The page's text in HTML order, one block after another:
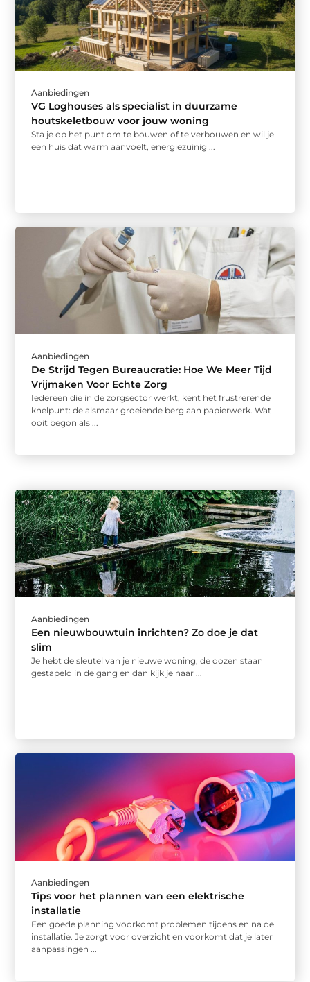
Aanbiedingen
VG Loghouses als specialist in duurzame
houtskeletbouw voor jouw woning
Sta je op het punt om te bouwen of te verbouwen en wil je
een huis dat warm aanvoelt, energiezuinig ...
Aanbiedingen
De Strijd Tegen Bureaucratie: Hoe We Meer Tijd
Vrijmaken Voor Echte Zorg
Iedereen die in de zorgsector werkt, kent het frustrerende
knelpunt: de alsmaar groeiende berg aan papierwerk. Wat
ooit begon als ...
Aanbiedingen
Een nieuwbouwtuin inrichten? Zo doe je dat
slim
Je hebt de sleutel van je nieuwe woning, de dozen staan
gestapeld in de gang en dan kijk je naar ...
Aanbiedingen
Tips voor het plannen van een elektrische
installatie
Een goede planning voorkomt problemen tijdens en na de
installatie. Je zorgt voor overzicht en voorkomt dat je later
aanpassingen ...